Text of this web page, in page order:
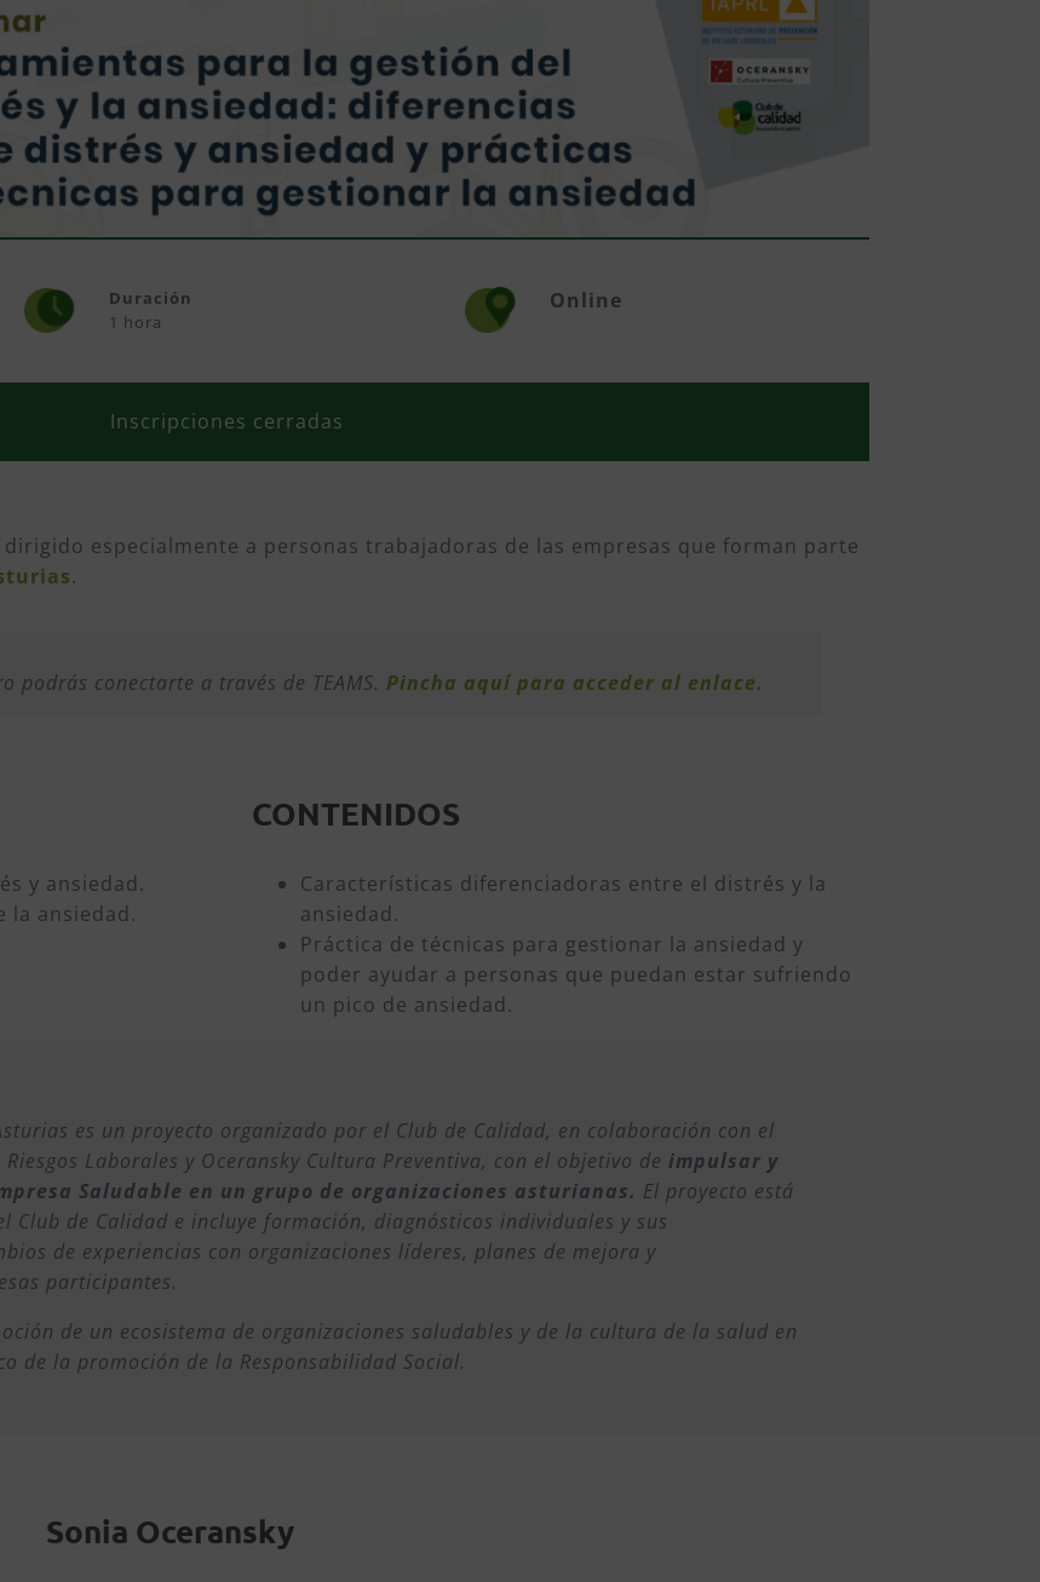
Duración
1 hora
Online
Inscripciones cerradas
especialmente a personas trabajadoras de las empresas que forman parte
.
podrás conectarte a través de TEAMS.Pincha aquí para acceder al enlace.
y ansiedad.
la ansiedad.
CONTENIDOS
Características diferenciadoras entre el distrés y la
ansiedad.
Práctica de técnicas para gestionar la ansiedad y
poder ayudar a personas que puedan estar sufriendo
un pico de ansiedad.
es un proyecto organizado por el Club de Calidad, en colaboración con el
Laborales y Oceransky Cultura Preventiva, con el objetivo de impulsar y
Saludable en un grupo de organizaciones asturianas. El proyecto está
de Calidad e incluye formación, diagnósticos individuales y sus
de experiencias con organizaciones líderes, planes de mejora y
participantes.
de un ecosistema de organizaciones saludables y de la cultura de la salud en
de la promoción de la Responsabilidad Social.
Sonia Oceransky